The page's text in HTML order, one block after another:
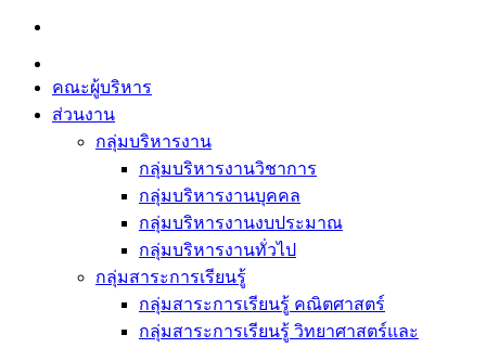
Skip
content
คณะผู้บริหาร
ส่วนงาน
กลุ่มบริหารงาน
กลุ่มบริหารงานวิชาการ
กลุ่มบริหารงานบุคคล
กลุ่มบริหารงานงบประมาณ
กลุ่มบริหารงานทั่วไป
กลุ่มสาระการเรียนรู้
กลุ่มสาระการเรียนรู้ คณิตศาสตร์
กลุ่มสาระการเรียนรู้ วิทยาศาสตร์และ